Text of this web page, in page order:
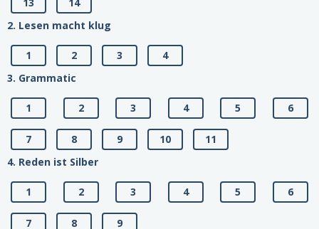
2. Lesen macht klug
1 2 3
4
3. Grammatic
1 2 3 4 5 6
7 8 9 10
11
4. Reden ist Silber
1 2 3 4 5 6
7 8
9